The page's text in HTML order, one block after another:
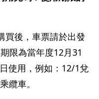
買後，車票請於出發
限為當年度12月31
使用，例如：12/1兌
纜車。